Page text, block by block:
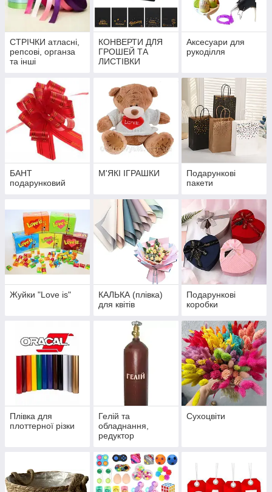
СТРІЧКИ атласні,
репсові, органза
та інші
КОНВЕРТИ ДЛЯ
ГРОШЕЙ ТА
ЛИСТІВКИ
Аксесуари для
рукоділля
БАНТ
подарунковий
М'ЯКІ ІГРАШКИ
Подарункові
пакети
Жуйки "Love is"
КАЛЬКА (плівка)
для квітів
Подарункові
коробки
Плівка для
плоттерної різки
Гелій та
обладнання,
редуктор
Сухоцвіти